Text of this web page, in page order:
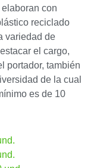
con
reciclado
variedad de
el cargo,
portador, también
de la cual
es de 10